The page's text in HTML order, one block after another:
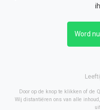
Word
Door op de knop te klikken of de
Wij distantiëren ons van alle